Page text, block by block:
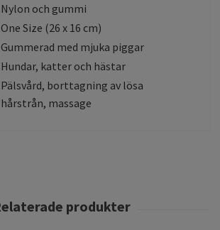
Nylon och gummi
One Size (26 x 16 cm)
Gummerad med mjuka piggar
Hundar, katter och hästar
Pälsvård, borttagning av lösa
hårstrån, massage